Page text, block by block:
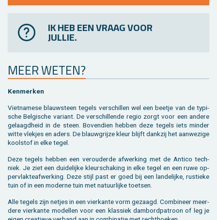
IK HEB EEN VRAAG VOOR
JULLIE.
MEER WETEN?
Ken­mer­ken
Viet­na­me­se blauw­steen te­gels ver­schil­len wel een beet­je van de ty­pi­
sche Bel­gi­sche va­ri­ant. De ver­schil­len­de regio zorgt voor een an­de­re
ge­laagd­heid in de steen. Bo­ven­dien heb­ben deze te­gels iets min­der
witte vlek­jes en aders. De blauw­grij­ze kleur blijft dank­zij het aan­we­zi­ge
kool­stof in elke tegel.
Deze te­gels heb­ben een ver­ou­der­de af­wer­king met de An­ti­co tech­
niek. Je ziet een dui­de­lij­ke kleur­scha­king in elke tegel en een ruwe op­
per­vlak­te­af­wer­king. Deze stijl past er goed bij een lan­de­lij­ke, rus­tie­ke
tuin of in een mo­der­ne tuin met na­tuur­lij­ke toet­sen.
Alle te­gels zijn net­jes in een vier­kan­te vorm ge­zaagd. Com­bi­neer meer­
de­re vier­kan­te mo­del­len voor een klas­siek dam­bord­pa­troon of leg je